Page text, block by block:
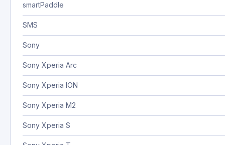
smartPaddle
SMS
Sony
Sony Xperia Arc
Sony Xperia ION
Sony Xperia M2
Sony Xperia S